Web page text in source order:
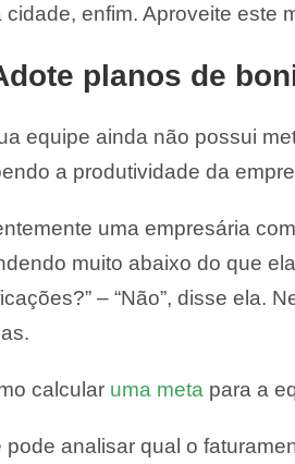
cidade, enfim. Aproveite este
planos de
equipe ainda não possui
a produtividade da
uma empresária
muito abaixo do que
– “Não”, disse ela.
calcular uma meta para a
pode analisar qual o